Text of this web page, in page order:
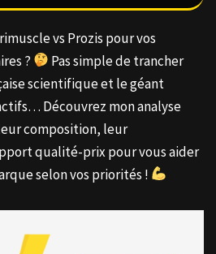
vs Prozis pour vos
?
Pas simple de trancher
scientifique et le géant
Découvrez mon analyse
composition, leur
qualité-prix pour vous aider
selon vos priorités !